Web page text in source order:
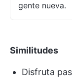
gente nueva.
Similitudes
Disfruta